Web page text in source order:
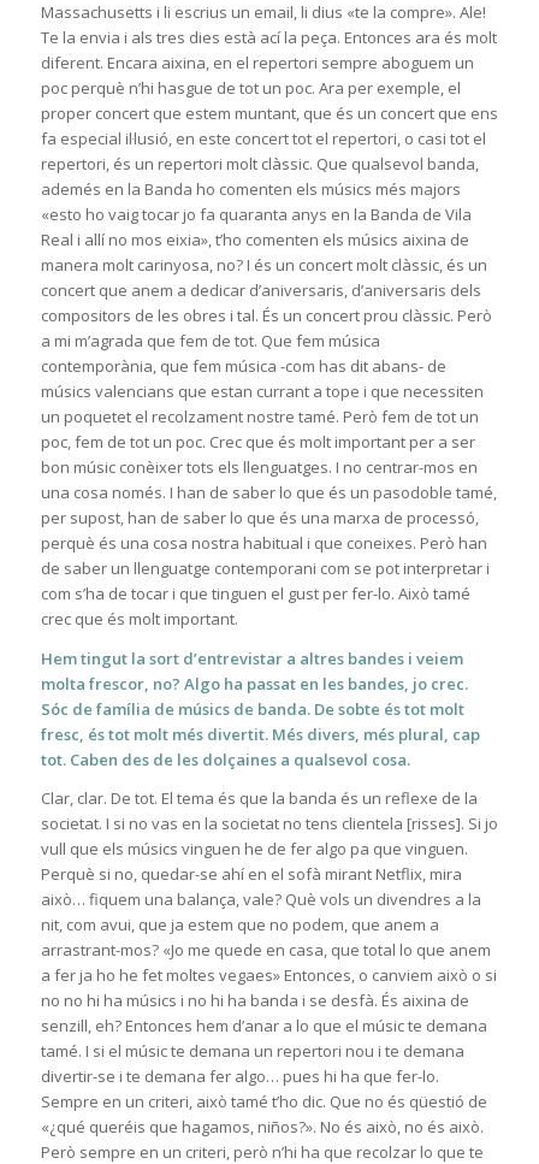
Massachusetts i li escrius un email, li dius «te la compre». Ale!
Te la envia i als tres dies està ací la peça. Entonces ara és molt
diferent. Encara aixina, en el repertori sempre aboguem un
poc perquè n’hi hasgue de tot un poc. Ara per exemple, el
proper concert que estem muntant, que és un concert que ens
fa especial il·lusió, en este concert tot el repertori, o casi tot el
repertori, és un repertori molt clàssic. Que qualsevol banda,
ademés en la Banda ho comenten els músics més majors
«esto ho vaig tocar jo fa quaranta anys en la Banda de Vila
Real i allí no mos eixia», t’ho comenten els músics aixina de
manera molt carinyosa, no? I és un concert molt clàssic, és un
concert que anem a dedicar d’aniversaris, d’aniversaris dels
compositors de les obres i tal. És un concert prou clàssic. Però
a mi m’agrada que fem de tot. Que fem música
contemporània, que fem música -com has dit abans- de
músics valencians que estan currant a tope i que necessiten
un poquetet el recolzament nostre tamé. Però fem de tot un
poc, fem de tot un poc. Crec que és molt important per a ser
bon músic conèixer tots els llenguatges. I no centrar-mos en
una cosa només. I han de saber lo que és un pasodoble tamé,
per supost, han de saber lo que és una marxa de processó,
perquè és una cosa nostra habitual i que coneixes. Però han
de saber un llenguatge contemporani com se pot interpretar i
com s’ha de tocar i que tinguen el gust per fer-lo. Això tamé
crec que és molt important.
Hem tingut la sort d’entrevistar a altres bandes i veiem
molta frescor, no? Algo ha passat en les bandes, jo crec.
Sóc de família de músics de banda. De sobte és tot molt
fresc, és tot molt més divertit. Més divers, més plural, cap
tot. Caben des de les dolçaines a qualsevol cosa.
Clar, clar. De tot. El tema és que la banda és un reflexe de la
societat. I si no vas en la societat no tens clientela [risses]. Si jo
vull que els músics vinguen he de fer algo pa que vinguen.
Perquè si no, quedar-se ahí en el sofà mirant Netflix, mira
això… fiquem una balança, vale? Què vols un divendres a la
nit, com avui, que ja estem que no podem, que anem a
arrastrant-mos? «Jo me quede en casa, que total lo que anem
a fer ja ho he fet moltes vegaes» Entonces, o canviem això o si
no no hi ha músics i no hi ha banda i se desfà. És aixina de
senzill, eh? Entonces hem d’anar a lo que el músic te demana
tamé. I si el músic te demana un repertori nou i te demana
divertir-se i te demana fer algo… pues hi ha que fer-lo.
Sempre en un criteri, això tamé t’ho dic. Que no és qüestió de
«¿qué queréis que hagamos, niños?». No és això, no és això.
Però sempre en un criteri, però n’hi ha que recolzar lo que te